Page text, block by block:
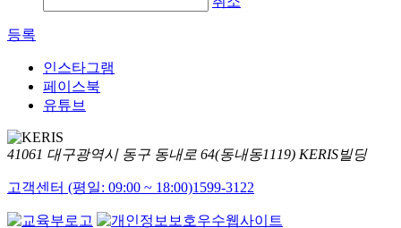
등록
인스타그램
페이스북
유튜브
41061 대구광역시 동구 동내로 64(동내동1119) KERIS빌딩
고객센터 (평일: 09:00 ~ 18:00)1599-3122